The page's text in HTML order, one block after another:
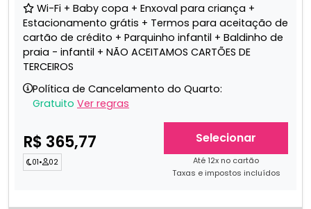
Wi-Fi + Baby copa + Enxoval para criança +
Estacionamento grátis + Termos para aceitação de
cartão de crédito + Parquinho infantil + Baldinho de
praia - infantil + NÃO ACEITAMOS CARTÕES DE
TERCEIROS
Política de Cancelamento do Quarto:
Gratuito Ver regras
R$ 365,77
01• 02
Selecionar
Até 12x no cartão
Taxas e impostos incluídos